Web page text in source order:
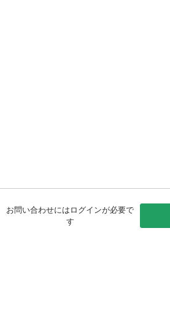
お問い合わせにはログインが必要で
す